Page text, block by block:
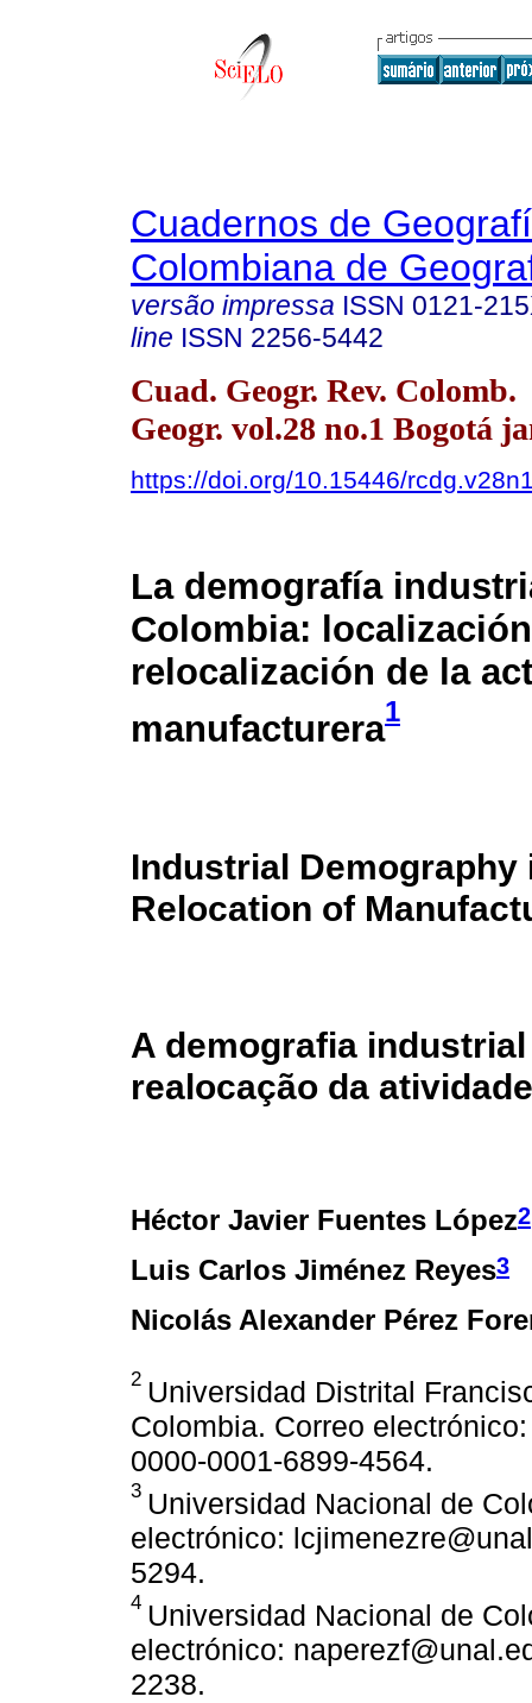
Cuadernos de
Colombiana de
versão impressa ISSN 0121-
line ISSN 2256-5442
Cuad. Geogr. Rev. Colomb.
Geogr. vol.28 no.1 Bogotá
https://doi.org/10.15446/
La demografía
Colombia:
relocalización de la
manufacturera1
Industrial
Relocation of
A demografia
realocação da
Héctor Javier Fuentes López2
Luis Carlos Jiménez Reyes3
Nicolás Alexander Pérez
2 Universidad Distrital
Colombia. Correo
0000-0001-6899-4564.
3 Universidad Nacional de
electrónico:
5294.
4 Universidad Nacional de
electrónico:
2238.